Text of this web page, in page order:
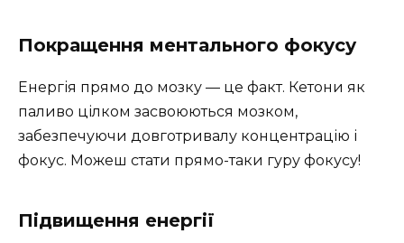
Покращення ментального фокусу
Енергія прямо до мозку — це факт. Кетони як
паливо цілком засвоюються мозком,
забезпечуючи довготривалу концентрацію і
фокус. Можеш стати прямо-таки гуру фокусу!
Підвищення енергії